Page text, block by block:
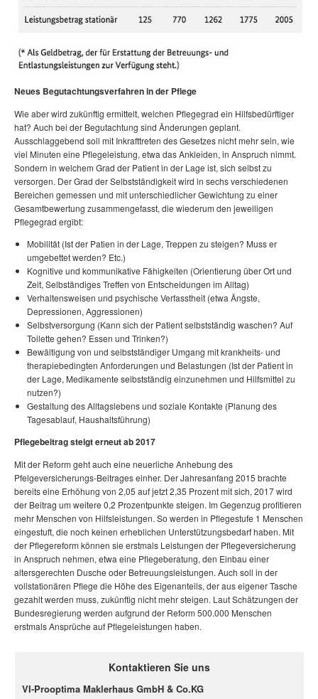
Neues Begutachtungsverfahren in der Pflege
Wie aber wird zukünftig ermittelt, welchen Pflegegrad ein Hilfsbedürftiger
hat? Auch bei der Begutachtung sind Änderungen geplant.
Ausschlaggebend soll mit Inkrafttreten des Gesetzes nicht mehr sein, wie
viel Minuten eine Pflegeleistung, etwa das Ankleiden, in Anspruch nimmt.
Sondern in welchem Grad der Patient in der Lage ist, sich selbst zu
versorgen. Der Grad der Selbstständigkeit wird in sechs verschiedenen
Bereichen gemessen und mit unterschiedlicher Gewichtung zu einer
Gesamtbewertung zusammengefasst, die wiederum den jeweiligen
Pflegegrad ergibt:
Mobilität (Ist der Patien in der Lage, Treppen zu steigen? Muss er
umgebettet werden? Etc.)
Kognitive und kommunikative Fähigkeiten (Orientierung über Ort und
Zeit, Selbständiges Treffen von Entscheidungen im Alltag)
Verhaltensweisen und psychische Verfasstheit (etwa Ängste,
Depressionen, Aggressionen)
Selbstversorgung (Kann sich der Patient selbstständig waschen? Auf
Toilette gehen? Essen und Trinken?)
Bewältigung von und selbstständiger Umgang mit krankheits- und
therapiebedingten Anforderungen und Belastungen (Ist der Patient in
der Lage, Medikamente selbstständig einzunehmen und Hilfsmittel zu
nutzen?)
Gestaltung des Alltagslebens und soziale Kontakte (Planung des
Tagesablauf, Haushaltsführung)
Pflegebeitrag steigt erneut ab 2017
Mit der Reform geht auch eine neuerliche Anhebung des
Pfelgeversicherungs-Beitrages einher. Der Jahresanfang 2015 brachte
bereits eine Erhöhung von 2,05 auf jetzt 2,35 Prozent mit sich, 2017 wird
der Beitrag um weitere 0,2 Prozentpunkte steigen. Im Gegenzug profitieren
mehr Menschen von Hilfsleistungen. So werden in Pflegestufe 1 Menschen
eingestuft, die noch keinen erheblichen Unterstützungsbedarf haben. Mit
der Pflegereform können sie erstmals Leistungen der Pflegeversicherung
in Anspruch nehmen, etwa eine Pflegeberatung, den Einbau einer
altersgerechten Dusche oder Betreuungsleistungen. Auch soll in der
vollstationären Pflege die Höhe des Eigenanteils, der aus eigener Tasche
gezahlt werden muss, zukünftig nicht mehr steigen. Laut Schätzungen der
Bundesregierung werden aufgrund der Reform 500.000 Menschen
erstmals Ansprüche auf Pflegeleistungen haben.
Kontaktieren Sie uns
VI-Prooptima Maklerhaus GmbH & Co.KG